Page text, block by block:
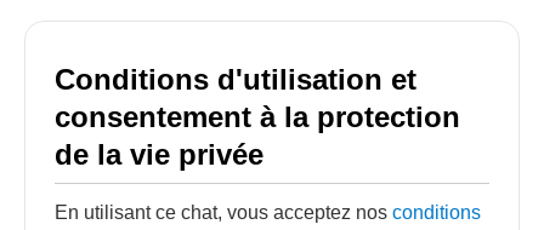
Conditions d'utilisation et
consentement à la protection
de la vie privée
En utilisant ce chat, vous acceptez nos conditions